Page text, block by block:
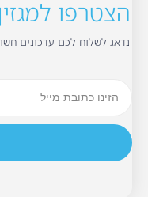
הצטרפו
נדאג לשלוח לכם עדכונים